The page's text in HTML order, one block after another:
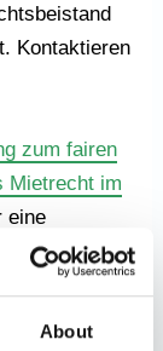
About
Kontaktieren
zum fairen
Mietrecht im
eine